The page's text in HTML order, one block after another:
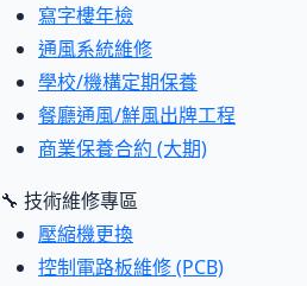
寫字樓年檢
通風系統維修
學校/機構定期保養
餐廳通風/鮮風出牌工程
商業保養合約 (大期)
🔧 技術維修專區
壓縮機更換
控制電路板維修 (PCB)